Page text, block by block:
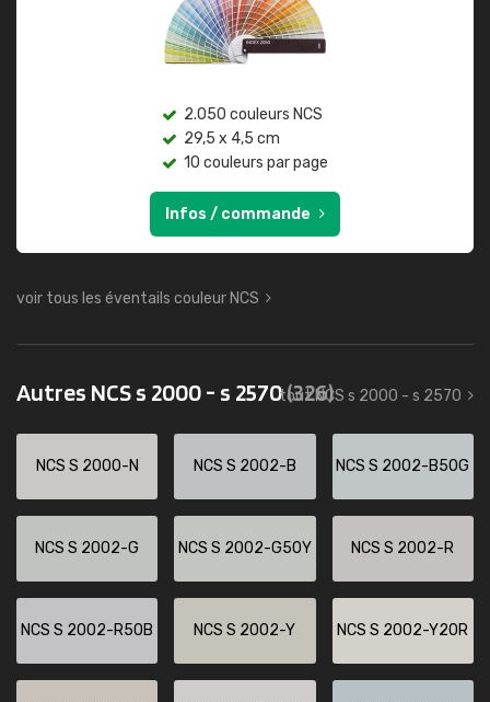
2.050 couleurs NCS
29,5 x 4,5 cm
10 couleurs par page
Infos / commande
voir tous les éventails couleur NCS
Autres NCS s 2000 - s 2570(326)
tout NCS s 2000 - s 2570
NCS S 2000-N NCS S 2002-B NCS S 2002-B50G
NCS S 2002-G NCS S 2002-G50Y NCS S 2002-R
NCS S 2002-R50B NCS S 2002-Y NCS S 2002-Y20R